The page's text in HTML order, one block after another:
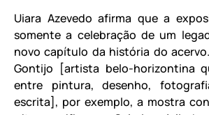
Uiara Azevedo afirma que a
somente a celebração de um
novo capítulo da história do
Gontijo [artista belo-horizontina
entre pintura, desenho,
escrita], por exemplo, a mostra